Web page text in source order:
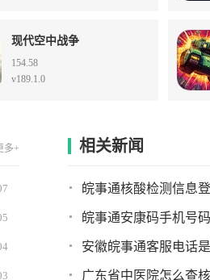
现代空中战争
154.58
v189.1.0
多+ 相关新闻
皖事通安康码手机号
安徽皖事通客服电话是